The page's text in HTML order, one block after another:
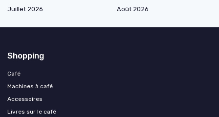
Juillet 2026
Août 2026
Shopping
Café
Machines à café
Accessoires
Livres sur le café